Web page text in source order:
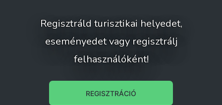
Regisztráld turisztikai helyedet,
eseményedet vagy regisztrálj
felhasználóként!
REGISZTRÁCIÓ